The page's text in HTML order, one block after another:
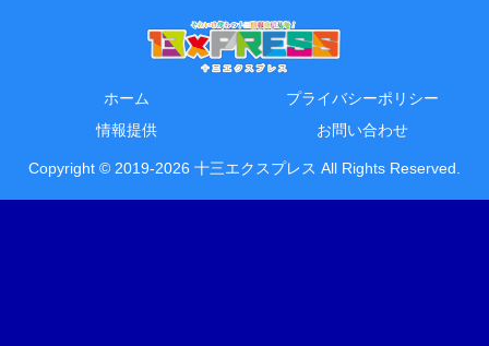
ホーム
プライバシーポリシー
情報提供
お問い合わせ
Copyright © 2019-2026 十三エクスプレス All Rights Reserved.